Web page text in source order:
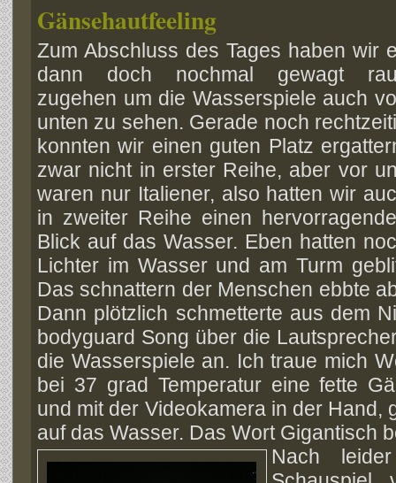
Gänsehautfeeling
Zum Abschluss des Tages haben wir
dann doch nochmal gewagt
zugehen um die Wasserspiele auch
unten zu sehen. Gerade noch
konnten wir einen guten Platz
zwar nicht in erster Reihe, aber vor
waren nur Italiener, also hatten wir
in zweiter Reihe einen
Blick auf das Wasser. Eben hatten
Lichter im Wasser und am Turm
Das schnattern der Menschen ebbte
Dann plötzlich schmetterte aus dem
bodyguard Song über die
die Wasserspiele an. Ich traue mich
bei 37 grad Temperatur eine fette
und mit der Videokamera in der Hand,
auf das Wasser. Das Wort Gigantisch
Nach